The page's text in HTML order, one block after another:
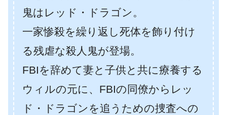
鬼はレッド・ドラゴン。
一家惨殺を繰り返し死体を飾り付け
る残虐な殺人鬼が登場。
FBIを辞めて妻と子供と共に療養する
ウィルの元に、FBIの同僚からレッ
ド・ドラゴンを追うための捜査への